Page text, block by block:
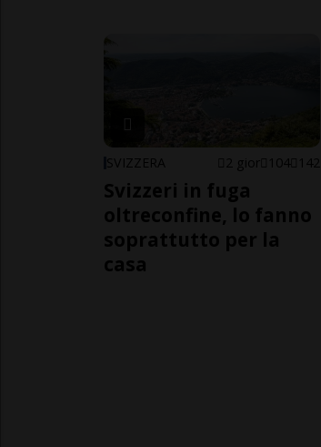
SVIZZERA 2 gior 104 142
Svizzeri in fuga
oltreconfine, lo fanno
soprattutto per la
casa